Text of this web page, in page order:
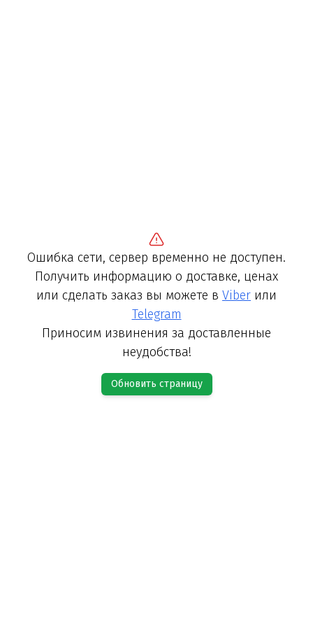
Ошибка сети, сервер временно не доступен.
Получить информацию о доставке, ценах
или сделать заказ вы можете в Viber или
Telegram
Приносим извинения за доставленные
неудобства!
Обновить страницу